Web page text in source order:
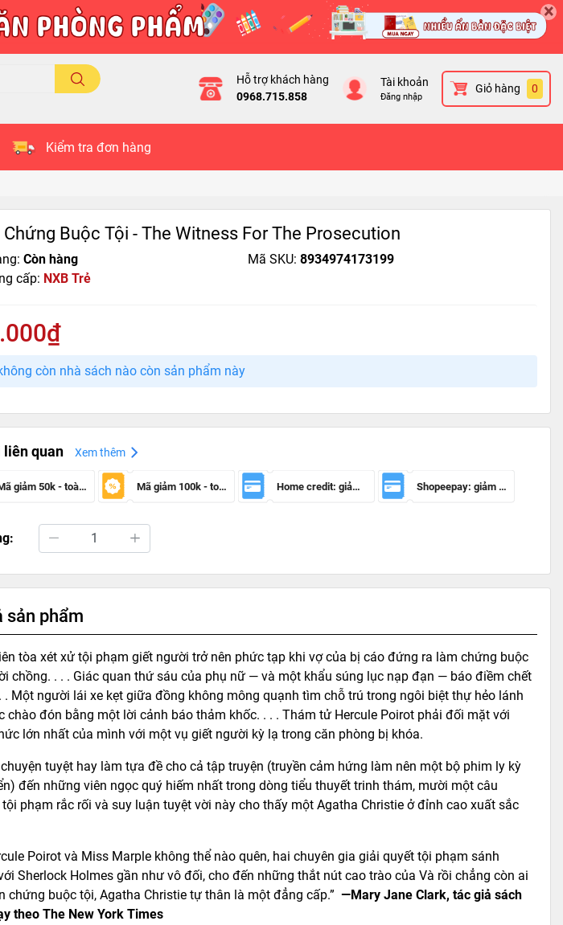
×
Hỗ trợ khách hàng
0968.715.858
Tài khoản
Đăng nhập
Giỏ hàng 0
Kiểm tra đơn hàng
Chứng Buộc Tội - The Witness For The Prosecution
Còn hàng Mã SKU: 8934974173199
cấp: NXB Trẻ
còn nhà sách nào còn sản phẩm này
liên quan Xem thêm
Mã giảm 50k - toàn sàn Mã giảm 100k - toàn sàn Home credit: giảm 50.000đ cho đơn hàng từ 150.000đ Shopeepay: giảm 20k cho đh từ 30k
sản phẩm
tòa xét xử tội phạm giết người trở nên phức tạp khi vợ của bị cáo đứng ra làm chứng buộc
chồng. . . . Giác quan thứ sáu của phụ nữ — và một khẩu súng lục nạp đạn — báo điềm chết
. Một người lái xe kẹt giữa đồng không mông quạnh tìm chỗ trú trong ngôi biệt thự hẻo lánh
chào đón bằng một lời cảnh báo thảm khốc. . . . Thám tử Hercule Poirot phải đối mặt với
lớn nhất của mình với một vụ giết người kỳ lạ trong căn phòng bị khóa.
tuyệt hay làm tựa đề cho cả tập truyện (truyền cảm hứng làm nên một bộ phim ly kỳ
đến những viên ngọc quý hiếm nhất trong dòng tiểu thuyết trinh thám, mười một câu
phạm rắc rối và suy luận tuyệt vời này cho thấy một Agatha Christie ở đỉnh cao xuất sắc
Poirot và Miss Marple không thể nào quên, hai chuyên gia giải quyết tội phạm sánh
Sherlock Holmes gần như vô đối, cho đến những thắt nút cao trào của Và rồi chẳng còn ai
chứng buộc tội, Agatha Christie tự thân là một đẳng cấp.” —Mary Jane Clark, tác giả sách
theo The New York Times